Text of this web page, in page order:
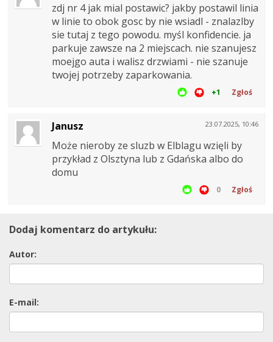
zdj nr 4 jak mial postawic? jakby postawil linia
w linie to obok gosc by nie wsiadl - znalazlby
sie tutaj z tego powodu. myśl konfidencie. ja
parkuje zawsze na 2 miejscach. nie szanujesz
moejgo auta i walisz drzwiami - nie szanuje
twojej potrzeby zaparkowania.
+1 Zgłoś
23.07.2025, 10:46
Janusz
Może nieroby ze sluzb w Elblagu wzięli by
przykład z Olsztyna lub z Gdańska albo do
domu
0 Zgłoś
Dodaj komentarz do artykułu:
Autor:
E-mail: